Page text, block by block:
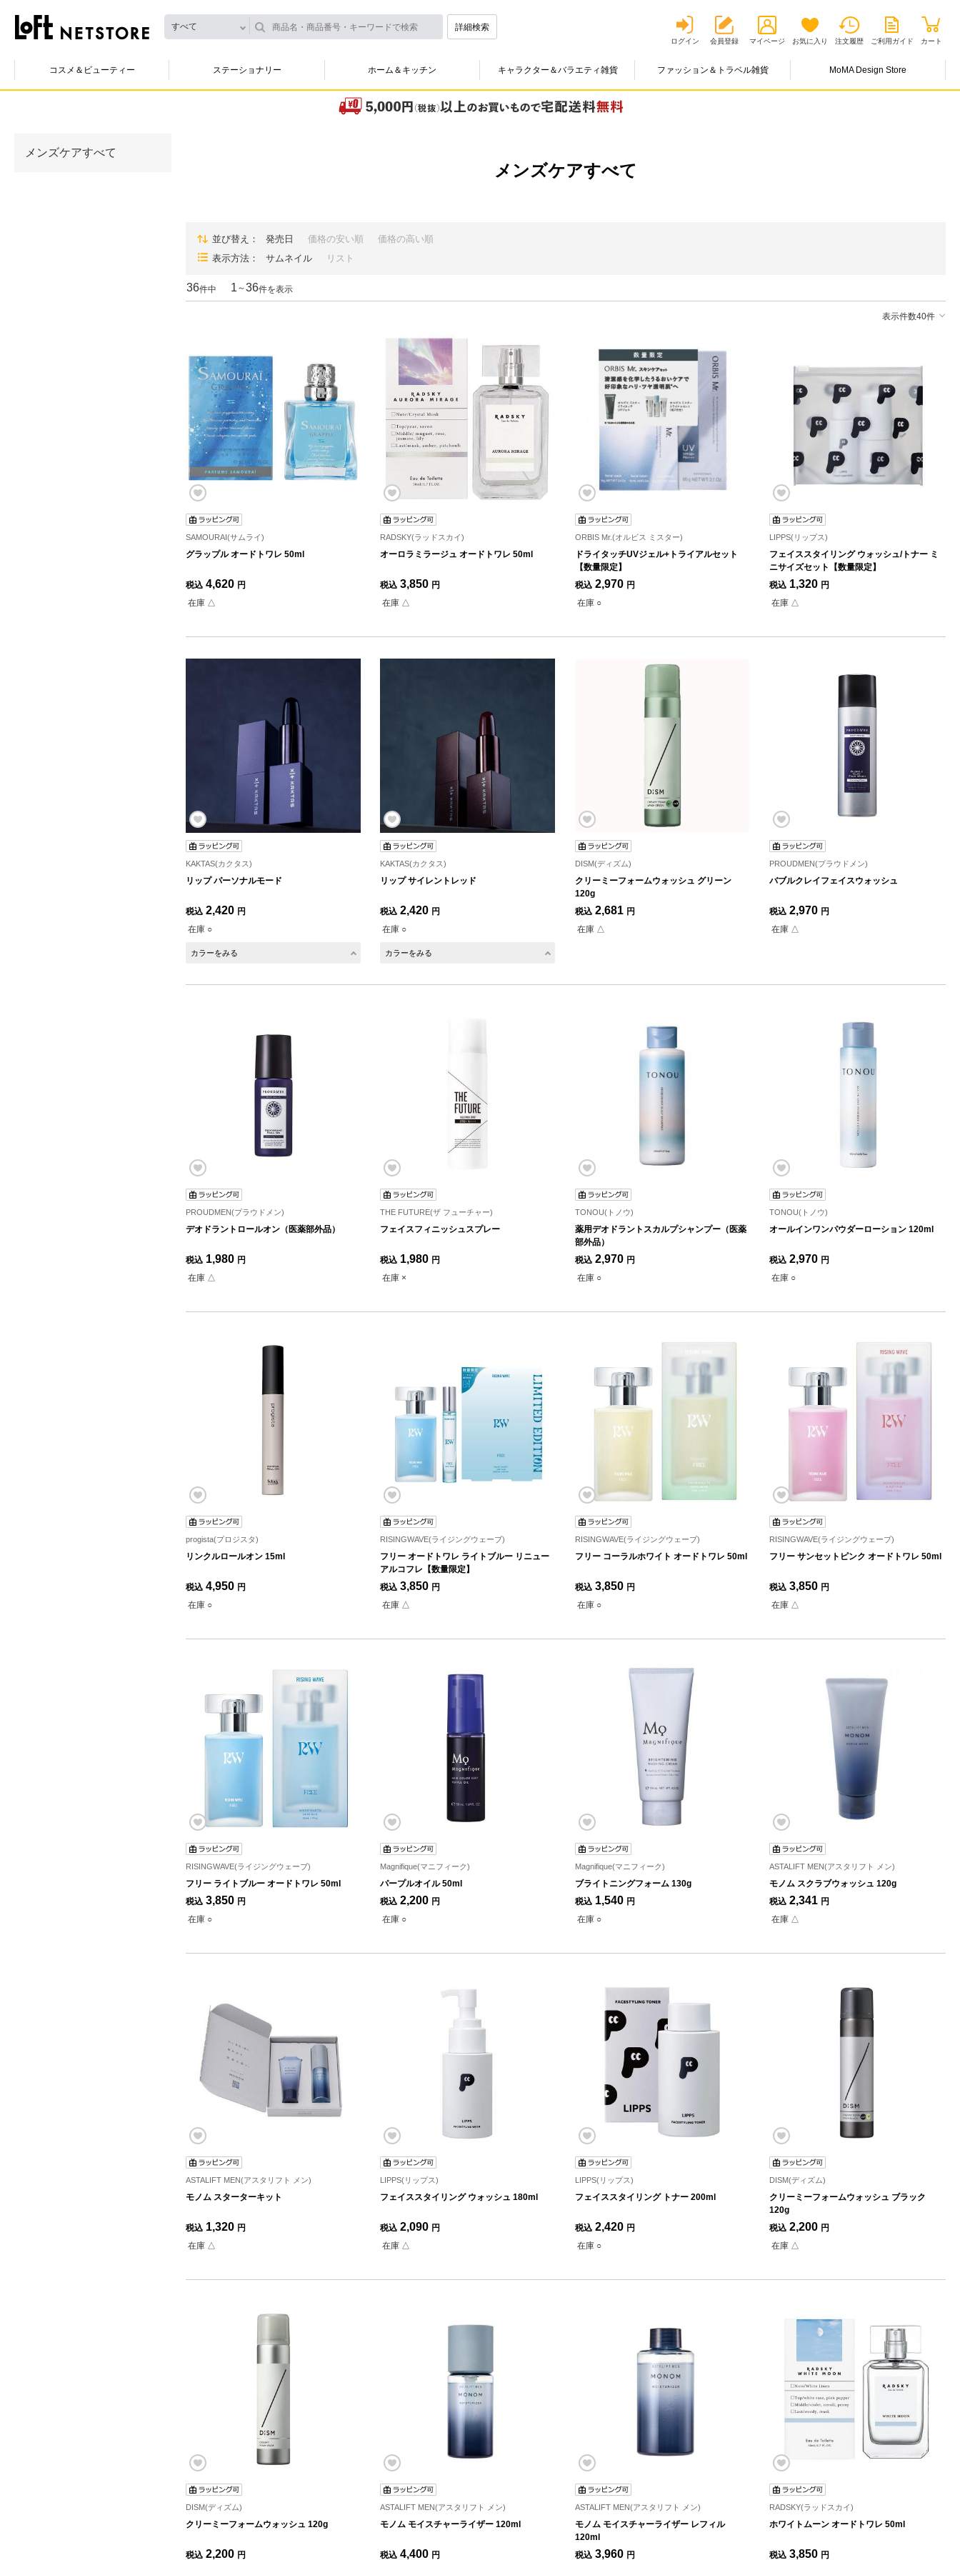
すべて 詳細検索
ログイン 会員登録 マイページ お気に入り 注文履歴 ご利用ガイド カート
コスメ＆ビューティー ステーショナリー ホーム＆キッチン キャラクター＆バラエティ雑貨 ファッション＆トラベル雑貨 MoMA Design Store
メンズケアすべて
メンズケアすべて
並び替え 発売日 価格の安い順
価格の高い順
表示方法
サムネイル リスト
36件中 1 ～36件を表示
表示件数40件
SAMOURAI(サムライ)
グラップル オードトワレ 50ml
税込 4,620 円
在庫 △
RADSKY(ラッドスカイ)
オーロラミラージュ オードトワレ 50ml
税込 3,850 円
在庫 △
ORBIS Mr.(オルビス ミスター)
ドライタッチUVジェル+トライアルセット
【数量限定】
税込 2,970 円
在庫 ○
LIPPS(リップス)
フェイススタイリング ウォッシュ/トナー ミ
ニサイズセット【数量限定】
税込 1,320 円
在庫 △
KAKTAS(カクタス)
リップ パーソナルモード
税込 2,420 円
在庫 ○
カラーをみる
KAKTAS(カクタス)
リップ サイレントレッド
税込 2,420 円
在庫 ○
カラーをみる
DISM(ディズム)
クリーミーフォームウォッシュ グリーン
120g
税込 2,681 円
在庫 △
PROUDMEN(プラウドメン)
バブルクレイフェイスウォッシュ
税込 2,970 円
在庫 △
PROUDMEN(プラウドメン)
デオドラントロールオン（医薬部外品）
税込 1,980 円
在庫 △
THE FUTURE(ザ フューチャー)
フェイスフィニッシュスプレー
税込 1,980 円
在庫 ×
TONOU(トノウ)
薬用デオドラントスカルプシャンプー（医薬
部外品）
税込 2,970 円
在庫 ○
TONOU(トノウ)
オールインワンパウダーローション 120ml
税込 2,970 円
在庫 ○
progista(プロジスタ)
リンクルロールオン 15ml
税込 4,950 円
在庫 ○
RISINGWAVE(ライジングウェーブ)
フリー オードトワレ ライトブルー リニュー
アルコフレ【数量限定】
税込 3,850 円
在庫 △
RISINGWAVE(ライジングウェーブ)
フリー コーラルホワイト オードトワレ 50ml
税込 3,850 円
在庫 ○
RISINGWAVE(ライジングウェーブ)
フリー サンセットピンク オードトワレ 50ml
税込 3,850 円
在庫 △
RISINGWAVE(ライジングウェーブ)
フリー ライトブルー オードトワレ 50ml
税込 3,850 円
在庫 ○
Magnifique(マニフィーク)
パープルオイル 50ml
税込 2,200 円
在庫 ○
Magnifique(マニフィーク)
ブライトニングフォーム 130g
税込 1,540 円
在庫 ○
ASTALIFT MEN(アスタリフト メン)
モノム スクラブウォッシュ 120g
税込 2,341 円
在庫 △
ASTALIFT MEN(アスタリフト メン)
モノム スターターキット
税込 1,320 円
在庫 △
LIPPS(リップス)
フェイススタイリング ウォッシュ 180ml
税込 2,090 円
在庫 △
LIPPS(リップス)
フェイススタイリング トナー 200ml
税込 2,420 円
在庫 ○
DISM(ディズム)
クリーミーフォームウォッシュ ブラック
120g
税込 2,200 円
在庫 △
DISM(ディズム)
クリーミーフォームウォッシュ 120g
税込 2,200 円
ASTALIFT MEN(アスタリフト メン)
モノム モイスチャーライザー 120ml
税込 4,400 円
ASTALIFT MEN(アスタリフト メン)
モノム モイスチャーライザー レフィル
120ml
税込 3,960 円
RADSKY(ラッドスカイ)
ホワイトムーン オードトワレ 50ml
税込 3,850 円